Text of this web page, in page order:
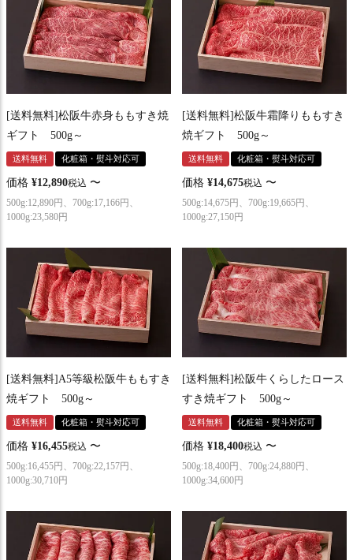
[送料無料]松阪牛赤身ももすき焼
ギフト 500g～
送料無料 化粧箱・熨斗対応可
価格 ¥12,890税込 〜
500g:12,890円、700g:17,166円、
1000g:23,580円
[送料無料]松阪牛霜降りももすき
焼ギフト 500g～
送料無料 化粧箱・熨斗対応可
価格 ¥14,675税込 〜
500g:14,675円、700g:19,665円、
1000g:27,150円
[送料無料]A5等級松阪牛ももすき
焼ギフト 500g～
送料無料 化粧箱・熨斗対応可
価格 ¥16,455税込 〜
500g:16,455円、700g:22,157円、
1000g:30,710円
[送料無料]松阪牛くらしたロース
すき焼ギフト 500g～
送料無料 化粧箱・熨斗対応可
価格 ¥18,400税込 〜
500g:18,400円、700g:24,880円、
1000g:34,600円